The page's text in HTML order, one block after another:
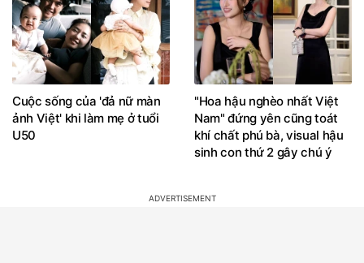
Cuộc sống của 'đả nữ màn
ảnh Việt' khi làm mẹ ở tuổi
U50
"Hoa hậu nghèo nhất Việt
Nam" đứng yên cũng toát
khí chất phú bà, visual hậu
sinh con thứ 2 gây chú ý